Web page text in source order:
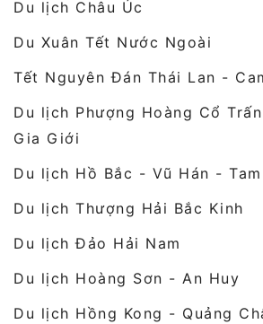
Du lịch Châu Úc
Du Xuân Tết Nước Ngoài
Tết Nguyên Đán Thái Lan -
Du lịch Phượng Hoàng Cổ
Gia Giới
Du lịch Hồ Bắc - Vũ Hán -
Du lịch Thượng Hải Bắc Kinh
Du lịch Đảo Hải Nam
Du lịch Hoàng Sơn - An Huy
Du lịch Hồng Kong - Quảng